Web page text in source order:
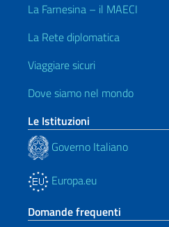
La Farnesina – il MAECI
La Rete diplomatica
Viaggiare sicuri
Dove siamo nel mondo
Le Istituzioni
Governo Italiano
Europa.eu
Domande frequenti